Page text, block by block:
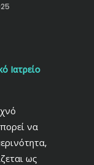
Ιατρείο
να
ως